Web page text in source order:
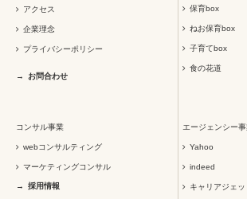
アクセス
企業理念
プライバシーポリシー
お問合わせ
保育box
ねお保育box
子育てbox
食の花道
コンサル事業
webコンサルティング
マーケティングコンサル
エージェンシー
Yahoo
indeed
キャリアジェッ
採用情報